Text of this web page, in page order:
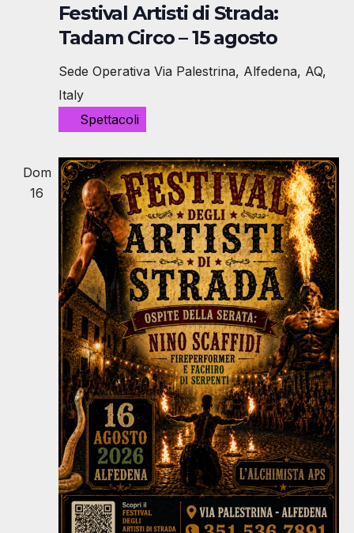
Festival Artisti di Strada:
Tadam Circo – 15 agosto
Sede Operativa Via Palestrina, Alfedena, AQ,
Italy
Spettacoli
Dom
16